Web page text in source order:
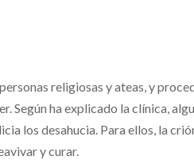
religiosas y ateas, y
Según ha explicado la clínica,
los desahucia. Para ellos, la
y curar.